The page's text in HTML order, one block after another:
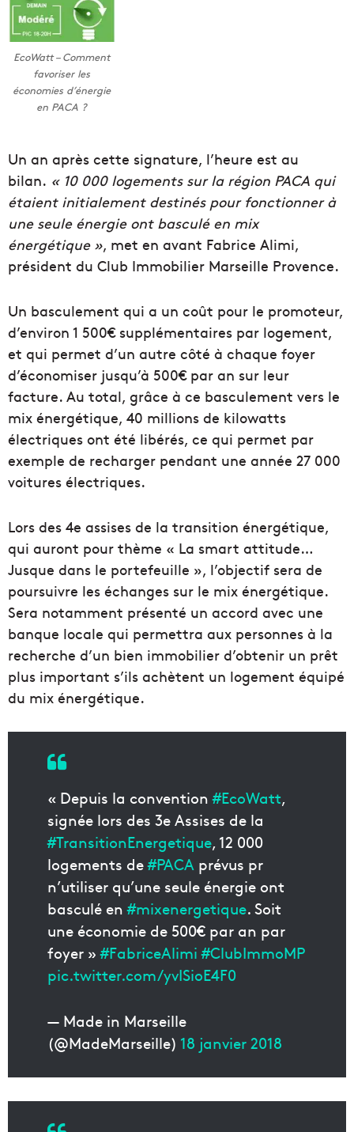
EcoWatt – Comment
favoriser les
économies d’énergie
en PACA ?
Un an après cette signature, l’heure est au
bilan. « 10 000 logements sur la région PACA qui
étaient initialement destinés pour fonctionner à
une seule énergie ont basculé en mix
énergétique », met en avant Fabrice Alimi,
président du Club Immobilier Marseille Provence.
Un basculement qui a un coût pour le promoteur,
d’environ 1 500€ supplémentaires par logement,
et qui permet d’un autre côté à chaque foyer
d’économiser jusqu’à 500€ par an sur leur
facture. Au total, grâce à ce basculement vers le
mix énergétique, 40 millions de kilowatts
électriques ont été libérés, ce qui permet par
exemple de recharger pendant une année 27 000
voitures électriques.
Lors des 4e assises de la transition énergétique,
qui auront pour thème « La smart attitude…
Jusque dans le portefeuille », l’objectif sera de
poursuivre les échanges sur le mix énergétique.
Sera notamment présenté un accord avec une
banque locale qui permettra aux personnes à la
recherche d’un bien immobilier d’obtenir un prêt
plus important s’ils achètent un logement équipé
du mix énergétique.
« Depuis la convention#EcoWatt,
signée lors des 3e Assises de la
#TransitionEnergetique, 12 000
logements de#PACA prévus pr
n’utiliser qu’une seule énergie ont
basculé en#mixenergetique. Soit
une économie de 500€ par an par
foyer »#FabriceAlimi #ClubImmoMP
pic.twitter.com/yvISioE4F0
— Made in Marseille
(@MadeMarseille) 18 janvier 2018